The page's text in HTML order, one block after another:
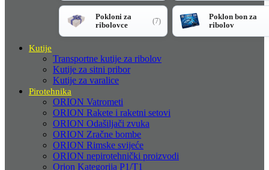
Pokloni za
ribolovce
(7)
Poklon bon za
ribolov
Kutije
Transportne kutije za ribolov
Kutije za sitni pribor
Kutije za varalice
Pirotehnika
ORION Vatrometi
ORION Rakete i raketni setovi
ORION Odašiljači zvuka
ORION Zračne bombe
ORION Rimske svijeće
ORION nepirotehnički proizvodi
Orion Kategorija P1/T1